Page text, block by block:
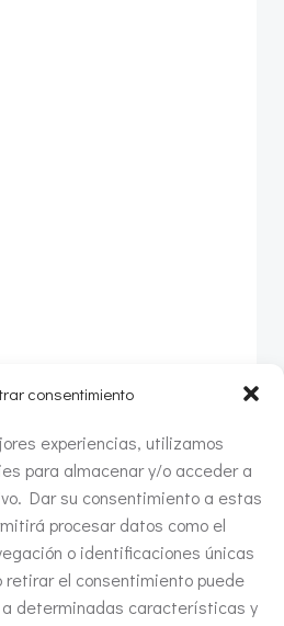
consentimiento
experiencias, utilizamos
para almacenar y/o acceder a
Dar su consentimiento a estas
procesar datos como el
o identificaciones únicas
el consentimiento puede
determinadas características y
reducir el spam.Aprende
de tus comentarios.